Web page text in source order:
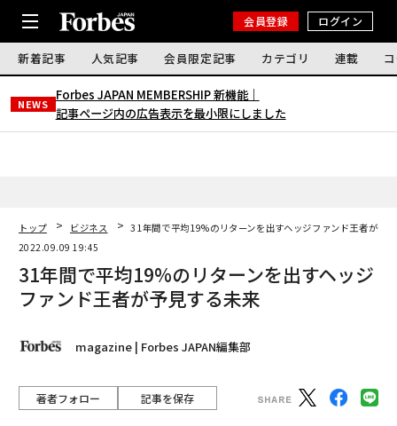
会員登録 ログイン
新着記事 人気記事 会員限定記事 カテゴリ 連載
NEWS
Forbes JAPAN MEMBERSHIP 新機能｜
記事ページ内の広告表示を最小限にしました
トップ ビジネス
31年間で平均19%のリターンを出すヘッジファンド王者が予
2022.09.09 19:45
31年間で平均19%のリターンを出すヘッジ
ファンド王者が予見する未来
magazine | Forbes JAPAN編集部
著者フォロー 記事を保存